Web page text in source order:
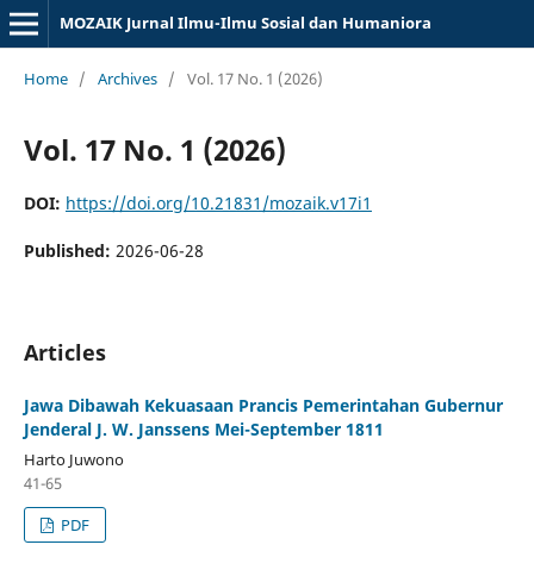
MOZAIK Jurnal Ilmu-Ilmu Sosial dan Humaniora
Home / Archives / Vol. 17 No. 1 (2026)
Vol. 17 No. 1 (2026)
DOI: https://doi.org/10.21831/mozaik.v17i1
Published: 2026-06-28
Articles
Jawa Dibawah Kekuasaan Prancis Pemerintahan Gubernur
Jenderal J. W. Janssens Mei-September 1811
Harto Juwono
41-65
PDF